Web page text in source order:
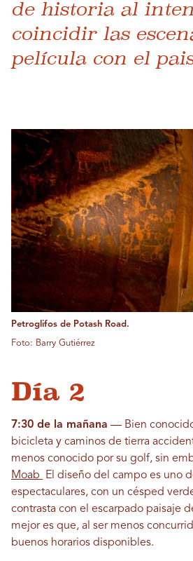
de historia al
coincidir las
película con el
Petroglifos de Potash Road.
Foto: Barry Gutiérrez
Día 2
7:30 de la mañana — Bien
bicicleta y caminos de tierra
menos conocido por su golf, sin
Moab
El diseño del campo es uno
espectaculares, con un césped
contrasta con el escarpado paisaje
mejor es que, al ser menos
buenos horarios disponibles.